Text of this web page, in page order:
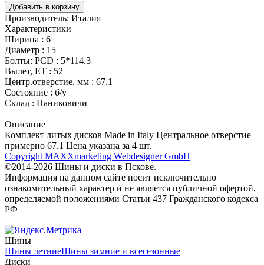
Добавить в корзину
Производитель: Италия
Характеристики
Ширина : 6
Диаметр : 15
Болты: PCD : 5*114.3
Вылет, ET : 52
Центр.отверстие, мм : 67.1
Состояние : б/у
Склад : Паниковичи
Описание
Комплект литых дисков Made in Italy Центральное отверстие
примерно 67.1 Цена указана за 4 шт.
Copyright MAXXmarketing Webdesigner GmbH
©2014-2026 Шины и диски в Пскове.
Информация на данном сайте носит исключительно
ознакомительный характер и не является публичной офертой,
определяемой положениями Статьи 437 Гражданского кодекса
РФ
Шины
Шины летниеШины зимние и всесезонные
Диски